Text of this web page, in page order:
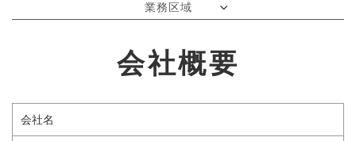
業務区域
会社概要
会社名